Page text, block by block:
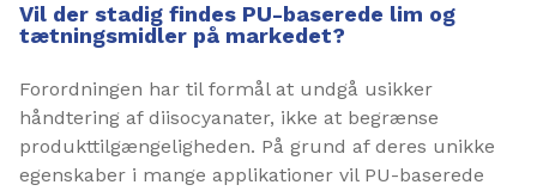
Vil der stadig findes PU-baserede lim og
tætningsmidler på markedet?
Forordningen har til formål at undgå usikker
håndtering af diisocyanater, ikke at begrænse
produkttilgængeligheden. På grund af deres unikke
egenskaber i mange applikationer vil PU-baserede